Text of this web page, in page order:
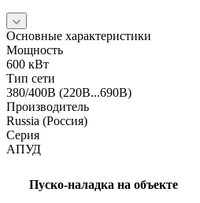
Основные характеристики
Мощность
600 кВт
Тип сети
380/400В (220В...690В)
Производитель
Russia (Россия)
Серия
АПУД
Пуско-наладка на объекте